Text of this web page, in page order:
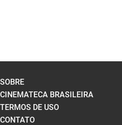
SOBRE
CINEMATECA BRASILEIRA
TERMOS DE USO
CONTATO